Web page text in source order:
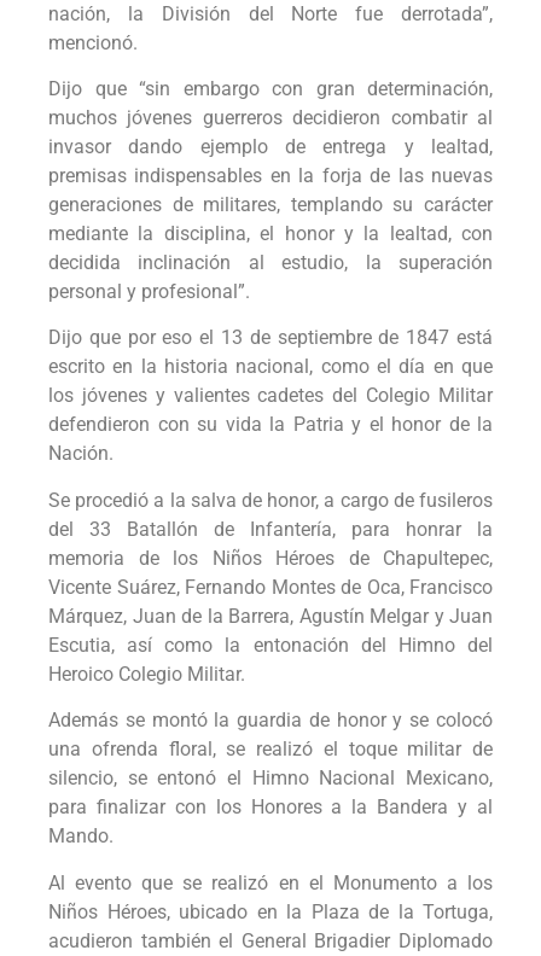
nación, la División del Norte fue derrotada”,
mencionó.
Dijo que “sin embargo con gran determinación,
muchos jóvenes guerreros decidieron combatir al
invasor dando ejemplo de entrega y lealtad,
premisas indispensables en la forja de las nuevas
generaciones de militares, templando su carácter
mediante la disciplina, el honor y la lealtad, con
decidida inclinación al estudio, la superación
personal y profesional”.
Dijo que por eso el 13 de septiembre de 1847 está
escrito en la historia nacional, como el día en que
los jóvenes y valientes cadetes del Colegio Militar
defendieron con su vida la Patria y el honor de la
Nación.
Se procedió a la salva de honor, a cargo de fusileros
del 33 Batallón de Infantería, para honrar la
memoria de los Niños Héroes de Chapultepec,
Vicente Suárez, Fernando Montes de Oca, Francisco
Márquez, Juan de la Barrera, Agustín Melgar y Juan
Escutia, así como la entonación del Himno del
Heroico Colegio Militar.
Además se montó la guardia de honor y se colocó
una ofrenda floral, se realizó el toque militar de
silencio, se entonó el Himno Nacional Mexicano,
para finalizar con los Honores a la Bandera y al
Mando.
Al evento que se realizó en el Monumento a los
Niños Héroes, ubicado en la Plaza de la Tortuga,
acudieron también el General Brigadier Diplomado